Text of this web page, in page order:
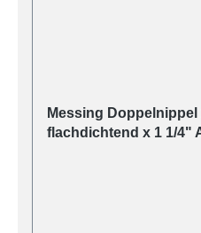
Messing Doppelnippel
flachdichtend x 1 1/4"